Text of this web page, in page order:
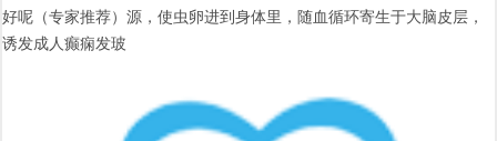
好呢（专家推荐）源，使虫卵进到身体里，随血循环寄生于大脑皮层，
诱发成人癫痫发玻